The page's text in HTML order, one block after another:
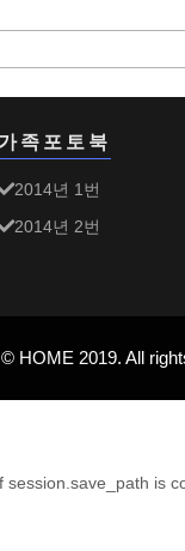
가족포토북
2014년 1번
2014년 2번
HOME 2019. All
is